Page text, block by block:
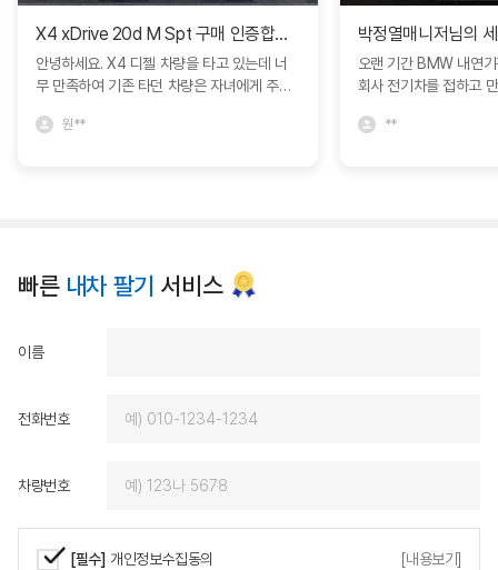
X4 xDrive 20d M Spt 구매 인증합니다.
안녕하세요. X4 디젤 차량을 타고 있는데 너
무 만족하여 기존 타던 차량은 자녀에게 주고
비교도 많이 하였지만 블로그에서 보고 문의
은 차량 감사합니다. ^^
원**
오랜 기간 BMW 내연
회사 전기차를 접하고
박정열 대리님의 추천
**
빠른 내차 팔기 서비스
이름
전화번호
차량번호
[필수] 개인정보수집동의 [내용보기]